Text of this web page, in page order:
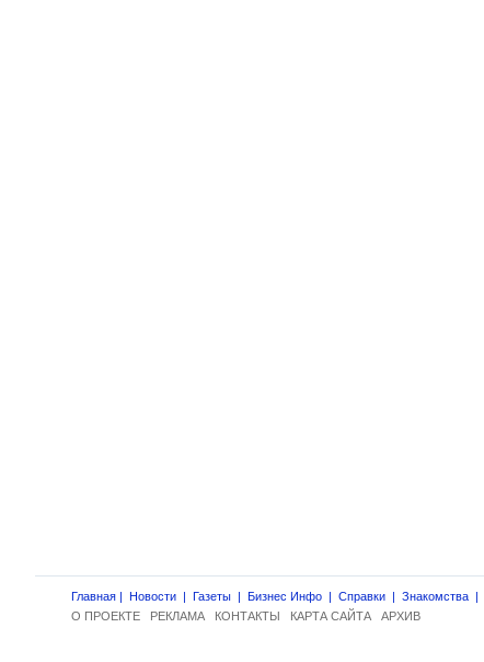
Главная | Новости | Газеты | Бизнес Инфо | Справки | Знакомства |
О ПРОЕКТЕ
РЕКЛАМА КОНТАКТЫ КАРТА САЙТА АРХИВ